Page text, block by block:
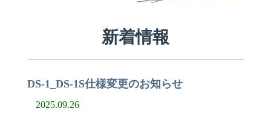
新着情報
DS-1_DS-1S仕様変更のお知らせ
2025.09.26